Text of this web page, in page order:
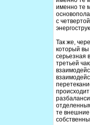
именно те
с
Так же,
который вы
серьезная
третьей
те внешние